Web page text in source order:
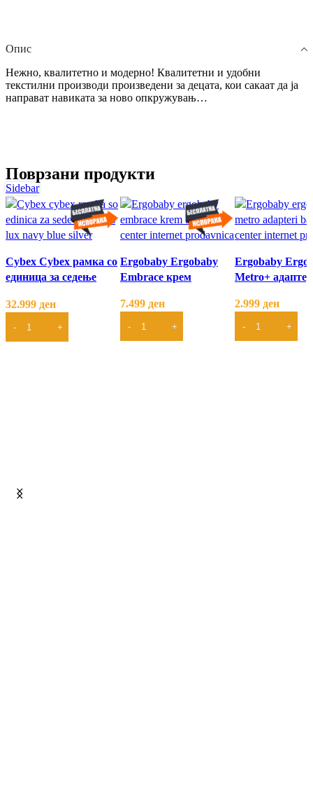
Опис
Нежно, квалитетно и модерно! Квалитетни и удобни
текстилни производи произведени за децата, кои сакаат да ја
направат навиката за ново опкружувањ…
Поврзани продукти
Cybex Cybex рамка со
единица за седење
– silver 520001239
32.999 ден
ДОДАЈ ВО КОШНИЦА
Ergobaby Ergobaby
Embrace крем
7.499 ден
ДОДАЈ ВО КОШНИЦА
Ergobaby
Metro+
2.999 ден
ДОДАЈ ВО
Sidebar